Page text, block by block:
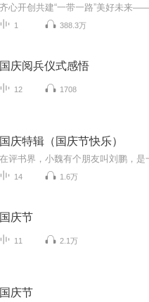
1 388.3万
国庆阅兵仪式感悟
12 1708
国庆特辑（国庆节快乐）
14 1.6万
国庆节
11 2.1万
国庆节